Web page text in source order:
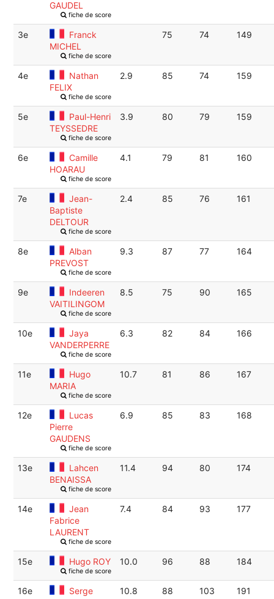
GAUDEL
fiche de score
3e
Franck
MICHEL
fiche de score
75 74 149
4e
Nathan
FELIX
fiche de score
2.9 85 74 159
5e
Paul-Henri
TEYSSEDRE
fiche de score
3.9 80 79 159
6e
Camille
HOARAU
fiche de score
4.1 79 81 160
7e
Jean-
Baptiste
DELTOUR
fiche de score
2.4 85 76 161
8e
Alban
PREVOST
fiche de score
9.3 87 77 164
9e
Indeeren
VAITILINGOM
fiche de score
8.5 75 90 165
10e
Jaya
VANDERPERRE
fiche de score
6.3 82 84 166
11e
Hugo
MARIA
fiche de score
10.7 81 86 167
12e
Lucas
Pierre
GAUDENS
fiche de score
6.9 85 83 168
13e
Lahcen
BENAISSA
fiche de score
11.4 94 80 174
14e
Jean
Fabrice
LAURENT
fiche de score
7.4 84 93 177
15e Hugo ROY
fiche de score
10.0 96 88 184
16e
Serge
10.8 88 103 191